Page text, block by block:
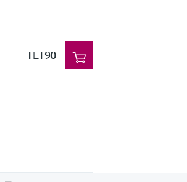
TET90